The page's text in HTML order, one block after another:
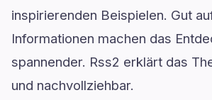
inspirierenden Beispielen. Gut
Informationen machen das
spannender. Rss2 erklärt das
und nachvollziehbar.